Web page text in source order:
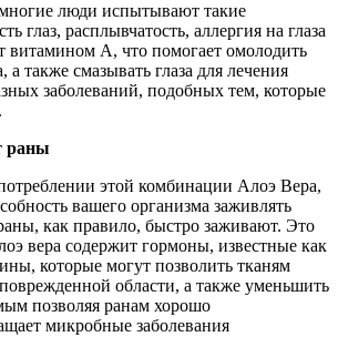
люди испытывают такие
глаз, расплывчатость, аллергия на глаза
витамином А, что помогает омолодить
а также смазывать глаза для лечения
заболеваний, подобных тем, которые
раны
этой комбинации Алоэ Вера,
вашего организма заживлять
как правило, быстро заживают. Это
вера содержит гормоны, известные как
которые могут позволить тканям
области, а также уменьшить
позволяя ранам хорошо
микробные заболевания